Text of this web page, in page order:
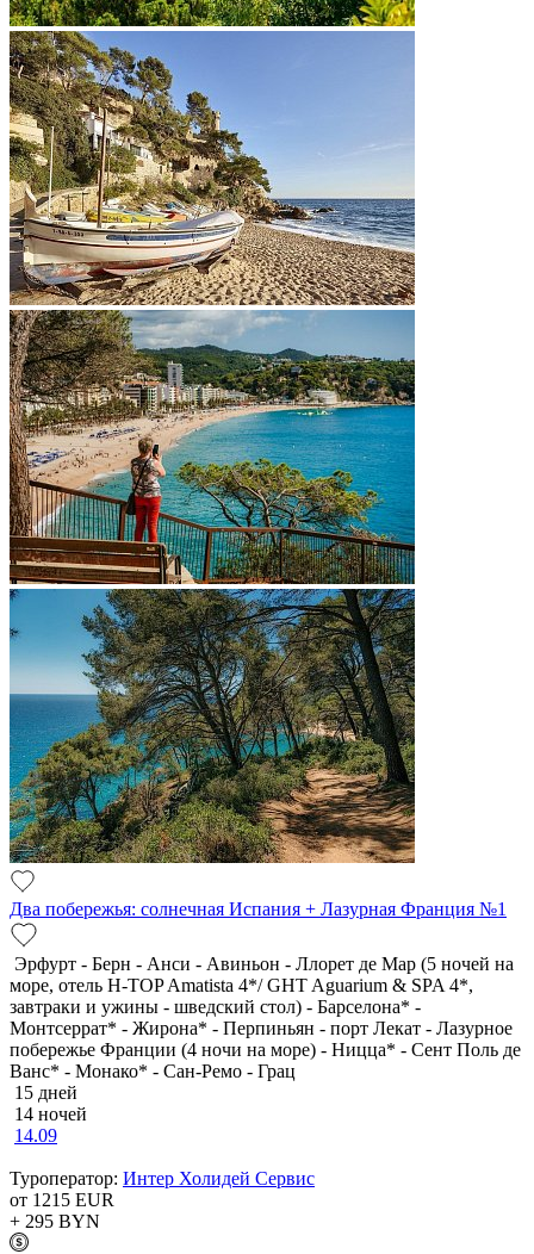
Два побережья: солнечная Испания + Лазурная Франция №1
Эрфурт - Берн - Анси - Авиньон - Ллорет де Мар (5 ночей на
море, отель H-TOP Amatista 4*/ GHT Aguarium & SPA 4*,
завтраки и ужины - шведский стол) - Барселона* -
Монтсеррат* - Жирона* - Перпиньян - порт Лекат - Лазурное
побережье Франции (4 ночи на море) - Ницца* - Сент Поль де
Ванс* - Монако* - Сан-Ремо - Грац
15 дней
14 ночей
14.09
Туроператор: Интер Холидей Сервис
от 1215 EUR
+ 295 BYN